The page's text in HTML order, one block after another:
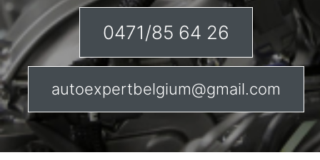
0471/85 64 26
autoexpertbelgium@gmail.com